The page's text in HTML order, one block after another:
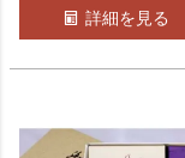
詳細を見る